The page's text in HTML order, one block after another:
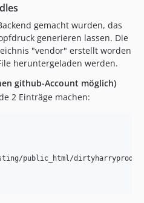
gemacht wurden, das
generieren lassen. Die
"vendor" erstellt worden
heruntergeladen werden.
github-Account möglich)
2 Einträge machen:
public_html/